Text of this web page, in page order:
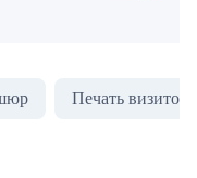
Печать визиток